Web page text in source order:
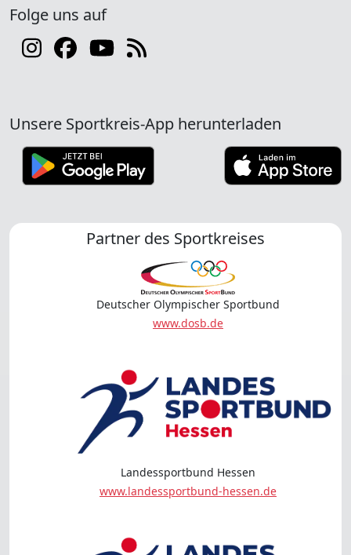
Folge uns auf
Unsere Sportkreis-App herunterladen
Partner des Sportkreises
Deutscher Olympischer Sportbund
www.dosb.de
Landessportbund Hessen
www.landessportbund-hessen.de